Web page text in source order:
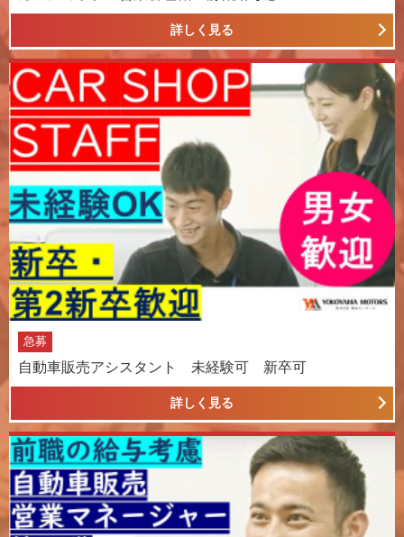
詳しく見る
急募
自動車販売アシスタント 未経験可 新卒可
詳しく見る